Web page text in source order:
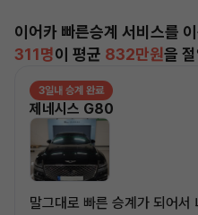
이어카 빠른승계 서비스를
311명이 평균 832만원을
3일내 승계 완료
제네시스 G80
말그대로 빠른 승계가 되어서